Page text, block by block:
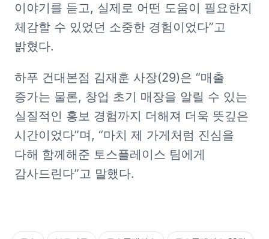
이야기를 듣고, 실제로 어떤 도움이 필요한지
체감할 수 있었던 소중한 경험이었다”고
밝혔다.
하푸 건대본점 김재훈 사장(29)은 “매출
증가는 물론, 창업 초기 매장을 알릴 수 있는
실질적인 홍보 경험까지 더해져 더욱 뜻깊은
시간이었다”며, “마치 제 가게처럼 진심을
다해 함께해준 토스플레이스 팀에게
감사드린다”고 말했다.